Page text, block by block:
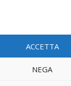
ACCETTA
NEGA